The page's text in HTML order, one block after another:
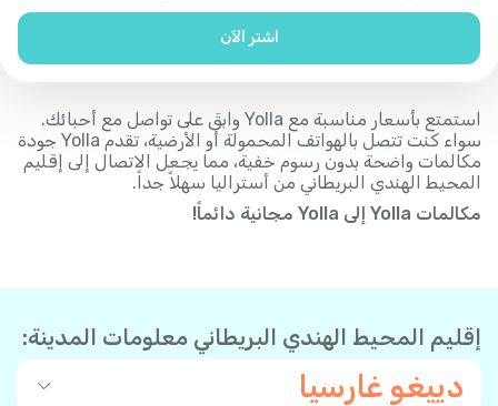
اشتر الآن
استمتع بأسعار مناسبة مع Yolla وابقَ على تواصل مع أحبائك.
سواء كنت تتصل بالهواتف المحمولة أو الأرضية، تقدم Yolla جودة
مكالمات واضحة بدون رسوم خفية، مما يجعل الاتصال إلى إقليم
المحيط الهندي البريطاني من أستراليا سهلاً جداً.
مكالمات Yolla إلى Yolla مجانية دائماً!
إقليم المحيط الهندي البريطاني معلومات المدينة:
دييغو غارسيا